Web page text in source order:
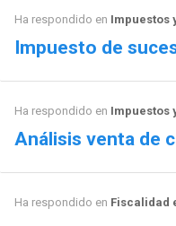
Ha respondido en Impuestos
Impuesto de
Ha respondido en Impuestos
Análisis venta de
Ha respondido en Fiscalidad